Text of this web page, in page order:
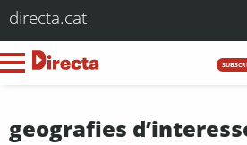
directa.cat
geografies